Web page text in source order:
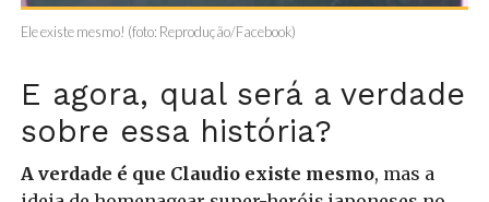
Ele existe mesmo! (foto: Reprodução/Facebook)
E agora, qual será a verdade
sobre essa história?
A verdade é que Claudio existe mesmo, mas a